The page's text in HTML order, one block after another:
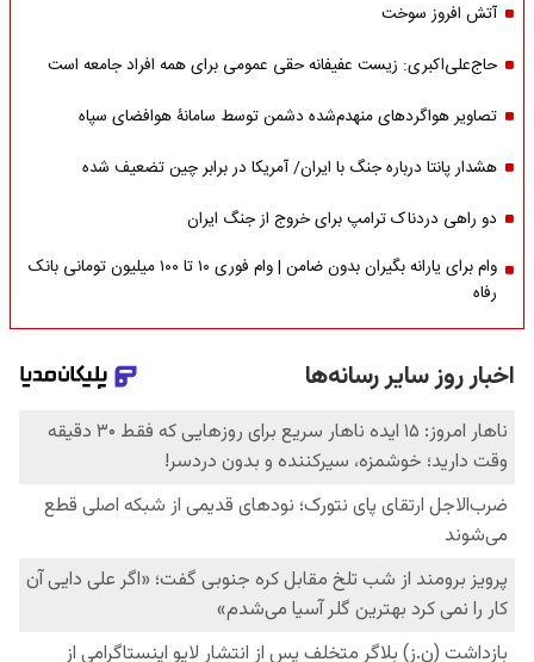
آتش افروز سوخت
حاج‌علی‌اکبری: زیست عفیفانه حقی عمومی برای همه افراد جامعه است
تصاویر هواگردهای منهدم‌شده دشمن توسط سامانۀ هوافضای سپاه
هشدار پانتا درباره جنگ با ایران/ آمریکا در برابر چین تضعیف شده
دو راهی دردناک ترامپ برای خروج از جنگ ایران
وام برای یارانه بگیران بدون ضامن | وام فوری ۱۰ تا ۱۰۰ میلیون تومانی بانک
رفاه